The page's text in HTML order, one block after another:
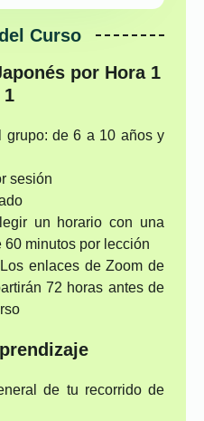
Curso
por Hora 1
1
grupo: de 6 a 10 años y
sesión
un horario con una
minutos por lección
enlaces de Zoom de
72 horas antes de
de tu recorrido de